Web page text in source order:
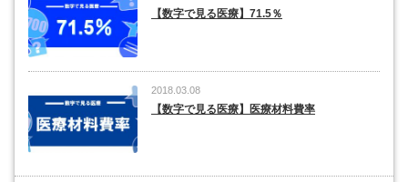
【数字で見る医療】71.5％
2018.03.08
【数字で見る医療】医療材料費率